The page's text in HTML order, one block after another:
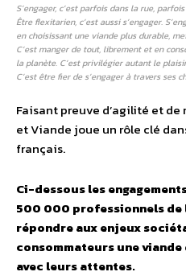
S’engager, c’est parfois dans la rue,
Être flexitarien, c’est aussi s’engager.
en choisissant une viande plus durable,
C’est manger de tout, librement et en
la planète. C’est privilégier autant le
C’est être fier de s’engager à travers ses
Faisant preuve d’agilité et de
et Viande joue un rôle clé
français.
Ci-dessous les
500 000 professionnels
répondre aux enjeux
consommateurs une
avec leurs attentes.